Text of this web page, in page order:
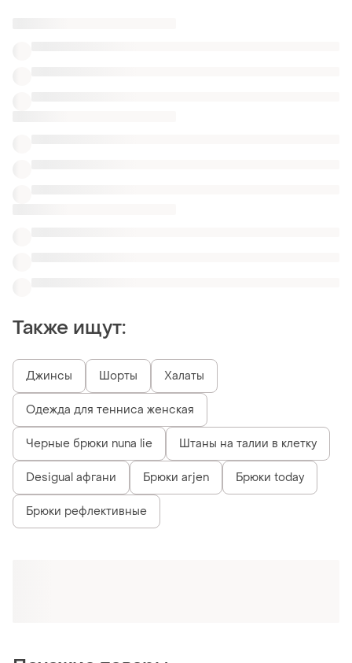
Также ищут:
Джинсы Шорты Халаты
Одежда для тенниса женская
Черные брюки nuna lie Штаны на талии в клетку
Desigual афгани Брюки arjen Брюки today
Брюки рефлективные